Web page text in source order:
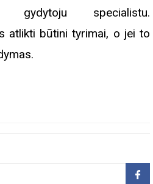
gydytoju specialistu.
atlikti būtini tyrimai, o jei to